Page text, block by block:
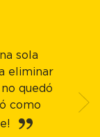
sola
eliminar
quedó
como